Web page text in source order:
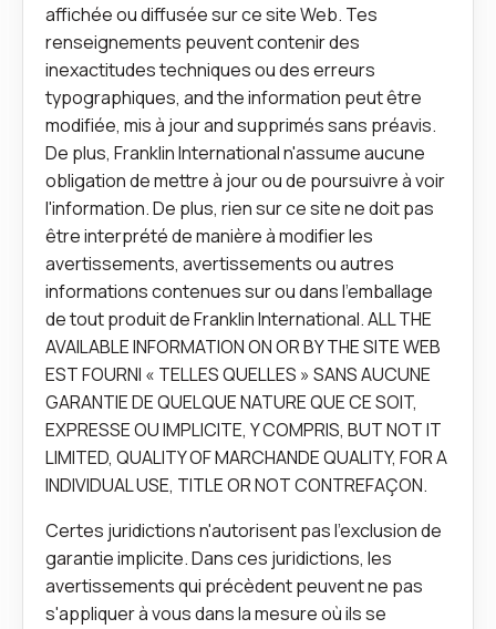
affichée ou diffusée sur ce site Web. Tes
renseignements peuvent contenir des
inexactitudes techniques ou des erreurs
typographiques, and the information peut être
modifiée, mis à jour and supprimés sans préavis.
De plus, Franklin International n'assume aucune
obligation de mettre à jour ou de poursuivre à voir
l'information. De plus, rien sur ce site ne doit pas
être interprété de manière à modifier les
avertissements, avertissements ou autres
informations contenues sur ou dans l'emballage
de tout produit de Franklin International. ALL THE
AVAILABLE INFORMATION ON OR BY THE SITE WEB
EST FOURNI « TELLES QUELLES » SANS AUCUNE
GARANTIE DE QUELQUE NATURE QUE CE SOIT,
EXPRESSE OU IMPLICITE, Y COMPRIS, BUT NOT IT
LIMITED, QUALITY OF MARCHANDE QUALITY, FOR A
INDIVIDUAL USE, TITLE OR NOT CONTREFAÇON.
Certes juridictions n'autorisent pas l'exclusion de
garantie implicite. Dans ces juridictions, les
avertissements qui précèdent peuvent ne pas
s'appliquer à vous dans la mesure où ils se